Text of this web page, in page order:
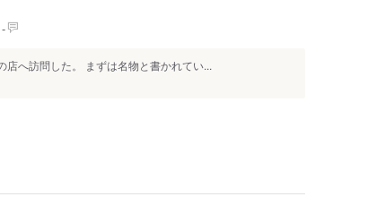
-
へ訪問した。 まずは名物と書かれてい...